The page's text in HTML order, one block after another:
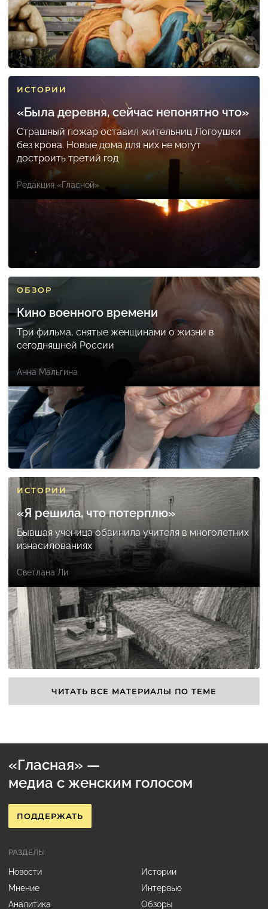
ИСТОРИИ
«Была деревня, сейчас непонятно что»
Страшный пожар оставил жительниц Логоушки
без крова. Новые дома для них не могут
достроить третий год
Редакция «Гласной»
ОБЗОР
Кино военного времени
Три фильма, снятые женщинами о жизни в
сегодняшней России
Анна Мальгина
ИСТОРИИ
«Я решила, что потерплю»
Бывшая ученица обвинила учителя в многолетних
изнасилованиях
Светлана Ли
ЧИТАТЬ ВСЕ МАТЕРИАЛЫ ПО ТЕМЕ
«Гласная» —
медиа с женским голосом
ПОДДЕРЖАТЬ
РАЗДЕЛЫ
Новости
Истории
Мнение
Интервью
Аналитика
Обзоры